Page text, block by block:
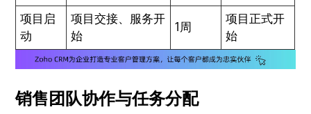
项目启
动
项目交接、服务开
始
1周
项目正式开
始
销售团队协作与任务分配